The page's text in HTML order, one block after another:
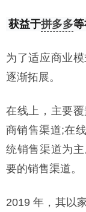
获益于拼多多
为了适应商业
逐渐拓展。
在线上，主要
商销售渠道;在
统销售渠道为
要的销售渠道。
2019 年，其以